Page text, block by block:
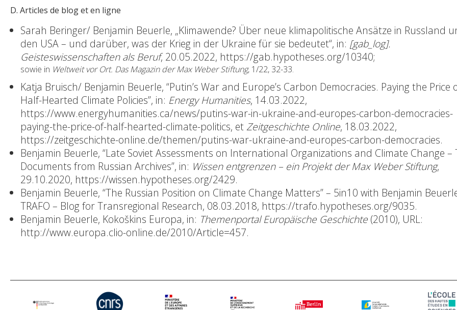
D. Articles de blog et en ligne
Sarah Beringer/ Benjamin Beuerle, „Klimawende? Über neue klimapolitische Ansätze in Russland
den USA – und darüber, was der Krieg in der Ukraine für sie bedeutet“, in: [gab_log].
Geisteswissenschaften als Beruf, 20.05.2022, https://gab.hypotheses.org/10340;
sowie in Weltweit vor Ort. Das Magazin der Max Weber Stiftung, 1/22, 32-33.
Katja Bruisch/ Benjamin Beuerle, “Putin’s War and Europe’s Carbon Democracies. Paying the Price
Half-Hearted Climate Policies”, in: Energy Humanities, 14.03.2022,
https://www.energyhumanities.ca/news/putins-war-in-ukraine-and-europes-carbon-democracies-
paying-the-price-of-half-hearted-climate-politics, etZeitgeschichte Online, 18.03.2022,
https://zeitgeschichte-online.de/themen/putins-war-ukraine-and-europes-carbon-democracies.
Benjamin Beuerle, “Late Soviet Assessments on International Organizations and Climate Change –
Documents from Russian Archives”, in: Wissen entgrenzen – ein Projekt der Max Weber Stiftung,
29.10.2020, https://wissen.hypotheses.org/2429.
Benjamin Beuerle, “The Russian Position on Climate Change Matters” – 5in10 with Benjamin
TRAFO – Blog for Transregional Research, 08.03.2018, https://trafo.hypotheses.org/9035.
Benjamin Beuerle, Kokoškins Europa, in: Themenportal Europäische Geschichte (2010), URL:
http://www.europa.clio-online.de/2010/Article=457.